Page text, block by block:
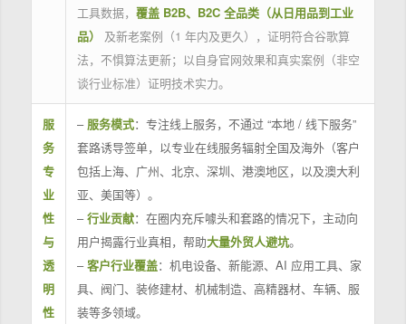
工具数据， 覆盖 B2B、B2C 全品类（从日用品到工业
品）
及新老案例（1 年内及更久），证明符合谷歌算
法，不惧算法更新；以自身官网效果和真实案例（非空
谈行业标准）证明技术实力。
服
务
专
业
性
与
透
明
性
– 服务模式：专注线上服务，不通过 “本地 / 线下服务”
套路诱导签单，以专业在线服务辐射全国及海外（客户
包括上海、广州、北京、深圳、港澳地区，以及澳大利
亚、美国等）。
–行业贡献：在圈内充斥噱头和套路的情况下，主动向
用户揭露行业真相，帮助大量外贸人避坑。
–客户行业覆盖：机电设备、新能源、AI 应用工具、家
具、阀门、装修建材、机械制造、高精器材、车辆、服
装等多领域。